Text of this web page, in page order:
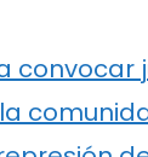
convocar